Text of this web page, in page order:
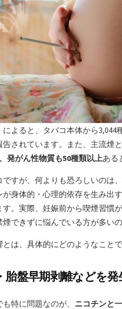
よると、タバコ本体から3,044
されています。また、主流煙
発がん性物質も50種類以上ある
すが、何よりも恐ろしいのは、
身体的・心理的依存を生み出
。実際、妊娠前から喫煙習慣
できずに悩んでいる方が多いの
は、具体的にどのようなこと
胎盤早期剥離などを
特に問題なのが、 ニコチンと